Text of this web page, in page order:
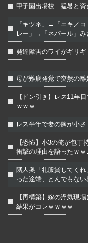
甲子園出場校 猛暑と資
「キツネ」→「エキノ
レー」→「ネパール」
発達障害のワイがギリ
母が難病発覚で突然の
【ドン引き】レス11年
ｗｗｗ
レス半年で妻の胸が小
【恐怖】小3の俺が包
衝撃の理由を語ったｗｗ
隣人奥「礼服貸してく
った途端、とんでもない
【再構築】嫁の浮気現
結果がコレｗｗｗｗ